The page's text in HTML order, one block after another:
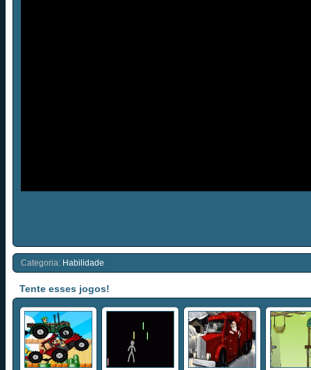
Categoria: Habilidade
Tente esses jogos!